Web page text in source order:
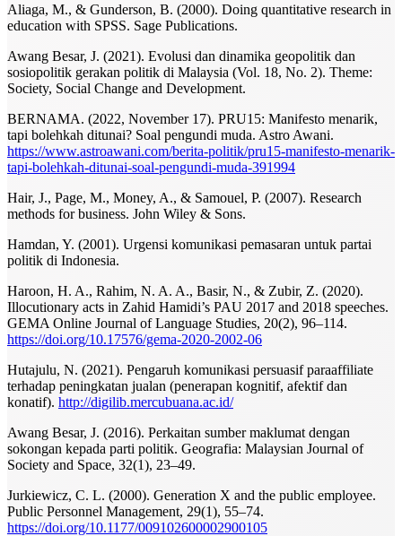
Aliaga, M., & Gunderson, B. (2000). Doing quantitative research in
education with SPSS. Sage Publications.
Awang Besar, J. (2021). Evolusi dan dinamika geopolitik dan
sosiopolitik gerakan politik di Malaysia (Vol. 18, No. 2). Theme:
Society, Social Change and Development.
BERNAMA. (2022, November 17). PRU15: Manifesto menarik,
tapi bolehkah ditunai? Soal pengundi muda. Astro Awani.
https://www.astroawani.com/berita-politik/pru15-manifesto-menarik-
tapi-bolehkah-ditunai-soal-pengundi-muda-391994
Hair, J., Page, M., Money, A., & Samouel, P. (2007). Research
methods for business. John Wiley & Sons.
Hamdan, Y. (2001). Urgensi komunikasi pemasaran untuk partai
politik di Indonesia.
Haroon, H. A., Rahim, N. A. A., Basir, N., & Zubir, Z. (2020).
Illocutionary acts in Zahid Hamidi’s PAU 2017 and 2018 speeches.
GEMA Online Journal of Language Studies, 20(2), 96–114.
https://doi.org/10.17576/gema-2020-2002-06
Hutajulu, N. (2021). Pengaruh komunikasi persuasif paraaffiliate
terhadap peningkatan jualan (penerapan kognitif, afektif dan
konatif). http://digilib.mercubuana.ac.id/
Awang Besar, J. (2016). Perkaitan sumber maklumat dengan
sokongan kepada parti politik. Geografia: Malaysian Journal of
Society and Space, 32(1), 23–49.
Jurkiewicz, C. L. (2000). Generation X and the public employee.
Public Personnel Management, 29(1), 55–74.
https://doi.org/10.1177/009102600002900105